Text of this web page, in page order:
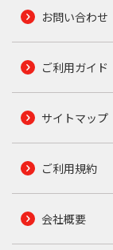
お問い合わせ
ご利用ガイド
サイトマップ
ご利用規約
会社概要